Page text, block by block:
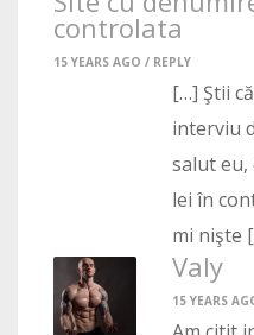
controlata
15 YEARS AGO / REPLY
[…] Ştii
interviu
salut eu,
lei în
mi nişte
Valy
15 YEARS